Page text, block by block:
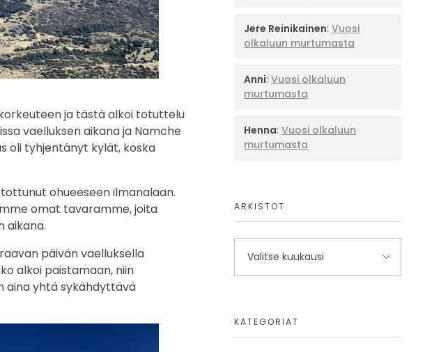
ja tästä alkoi totuttelu
vaelluksen aikana ja Namche
oli tyhjentänyt kylät, koska
ohueeseen ilmanalaan.
omat tavaramme, joita
aikana.
päivän vaelluksella
alkoi paistamaan, niin
aina yhtä sykähdyttävä
Jere Reinikainen: Vuosi
olkaluun murtumasta
Anni: Vuosi olkaluun
murtumasta
Henna: Vuosi olkaluun
murtumasta
ARKISTOT
KATEGORIAT